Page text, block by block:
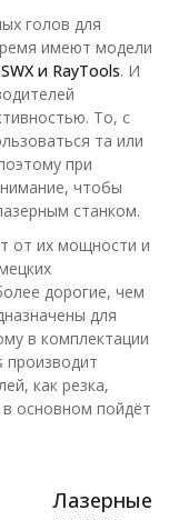
голов для
имеют модели
и RayTools. И
То, с
та или
при
чтобы
станком.
от их мощности и
дорогие, чем
для
в комплектации
производит
как резка,
в основном пойдёт
Лазерные